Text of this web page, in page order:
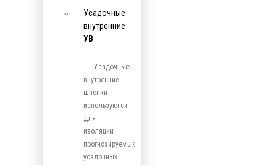
Усадочные
внутренние
УВ
Усадочные
внутренние
шпонки
используются
для
изоляции
прогнозируемых
усадочных